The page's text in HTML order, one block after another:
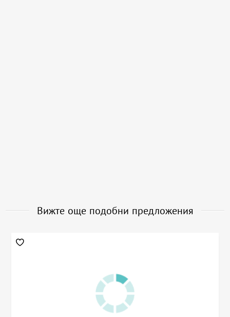
Вижте още подобни предложения